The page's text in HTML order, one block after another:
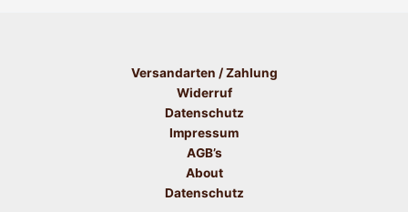
Versandarten / Zahlung
Widerruf
Datenschutz
Impressum
AGB’s
About
Datenschutz